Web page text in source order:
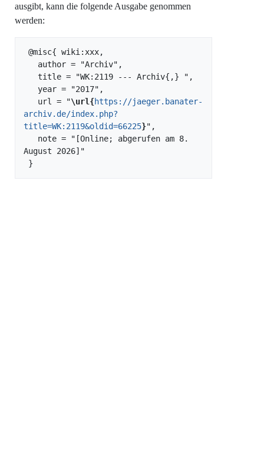
ausgibt, kann die folgende Ausgabe genommen
werden:
   url = "
\url{https://jaeger.banater-
archiv.de/index.php?
title=WK:2119&oldid=66225}",
August 2026]"